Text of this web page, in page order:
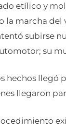
etílico y
la marcha del
subirse
su
hechos llegó
llegaron